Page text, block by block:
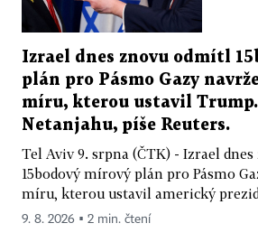
Izrael dnes znovu odmítl
plán pro Pásmo Gazy
míru, kterou ustavil
Netanjahu, píše Reuters.
Tel Aviv 9. srpna (ČTK) - Izrael
15bodový mírový plán pro Pásmo
míru, kterou ustavil americký
9. 8. 2026 ▪ 2 min. čtení